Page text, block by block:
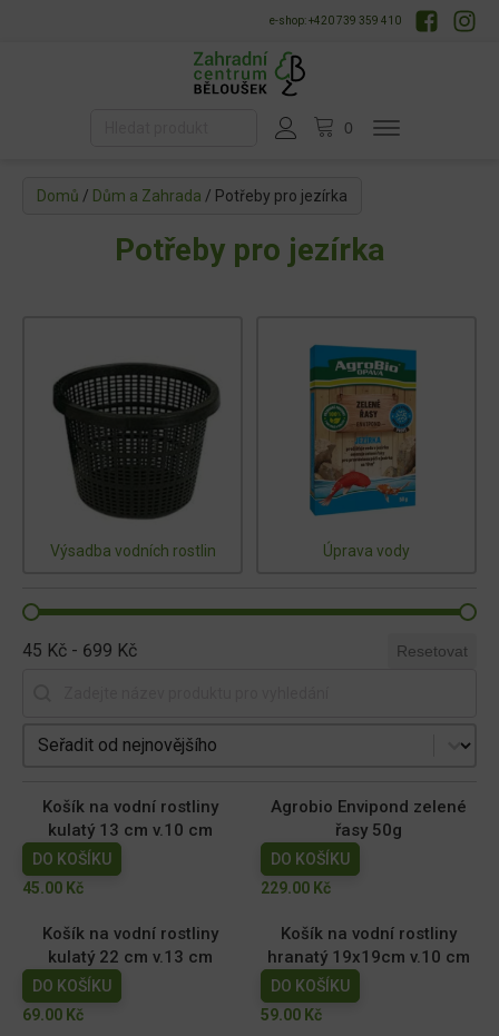
e-shop: +420 739 359 410
Domů / Dům a Zahrada / Potřeby pro jezírka
Potřeby pro jezírka
Výsadba vodních rostlin Úprava vody
45 Kč - 699 Kč Resetovat
Seřadit produkty
Košík na vodní rostliny
kulatý 13 cm v.10 cm
DO KOŠÍKU
45.00 Kč
Agrobio Envipond zelené
řasy 50g
DO KOŠÍKU
229.00 Kč
Košík na vodní rostliny
kulatý 22 cm v.13 cm
DO KOŠÍKU
69.00 Kč
Košík na vodní rostliny
hranatý 19x19cm v.10 cm
DO KOŠÍKU
59.00 Kč